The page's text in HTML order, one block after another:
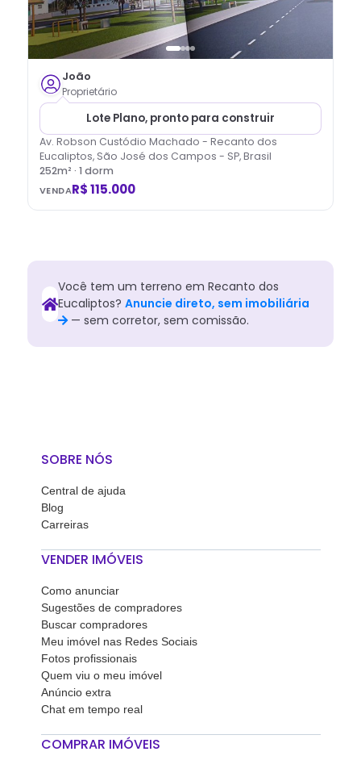
João
Proprietário
Lote Plano, pronto para construir
Av. Robson Custódio Machado - Recanto dos
Eucaliptos, São José dos Campos - SP, Brasil
252m² · 1 dorm
VENDAR$ 115.000
Você tem um terreno em Recanto dos
Eucaliptos? Anuncie direto, sem imobiliária
— sem corretor, sem comissão.
SOBRE NÓS
Central de ajuda
Blog
Carreiras
VENDER IMÓVEIS
Como anunciar
Sugestões de compradores
Buscar compradores
Meu imóvel nas Redes Sociais
Fotos profissionais
Quem viu o meu imóvel
Anúncio extra
Chat em tempo real
COMPRAR IMÓVEIS